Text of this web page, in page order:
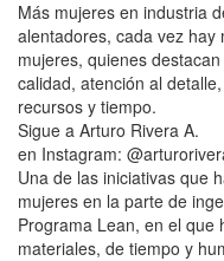
Más mujeres en industria
alentadores, cada vez
mujeres, quienes
calidad, atención al
recursos y tiempo.
Sigue a Arturo Rivera A.
en Instagram:
Una de las iniciativas que
mujeres en la parte de
Programa Lean, en el que
materiales, de tiempo y